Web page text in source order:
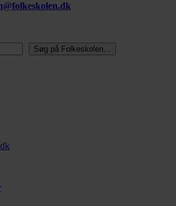
Søg på Folkeskolen…